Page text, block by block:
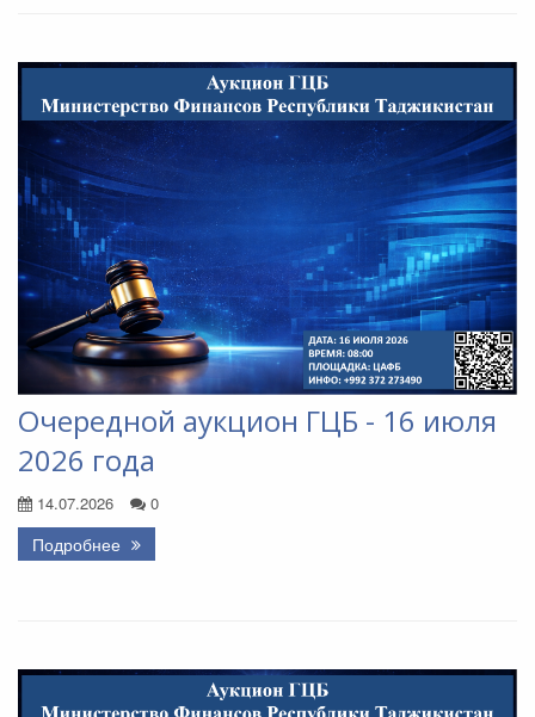
Очередной аукцион ГЦБ - 16 июля
2026 года
14.07.2026 0
Подробнее